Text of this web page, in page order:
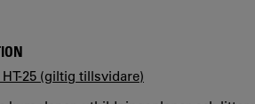
25 (giltig tillsvidare)